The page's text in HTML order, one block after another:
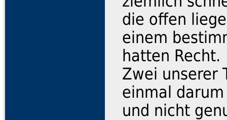
die offen
einem
hatten Recht.
Zwei unserer
einmal
und nicht